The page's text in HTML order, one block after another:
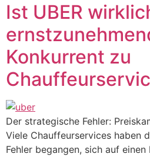
Ist UBER
Konkurrent zu
Der strategische Fehler:
Viele Chauffeurservices haben
Fehler begangen, sich auf